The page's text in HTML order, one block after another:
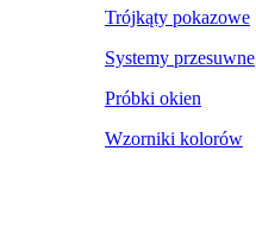
Trójkąty pokazowe
Systemy przesuwne
Próbki okien
Wzorniki kolorów